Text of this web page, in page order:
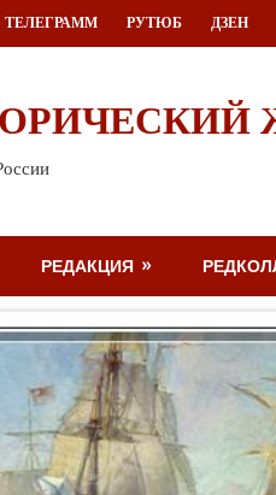
ТЕЛЕГРАММ РУТЮБ ДЗЕН
РЕДАКЦИЯ